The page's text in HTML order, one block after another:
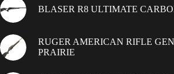
BLASER R8 ULTIMATE
RUGER AMERICAN RIFLE
PRAIRIE